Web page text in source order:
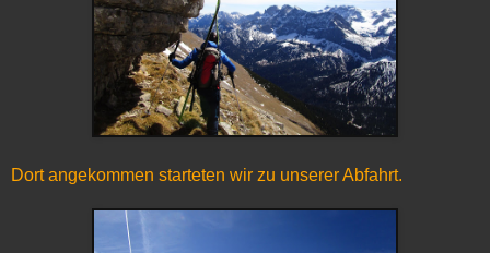
Dort angekommen starteten wir zu unserer Abfahrt.